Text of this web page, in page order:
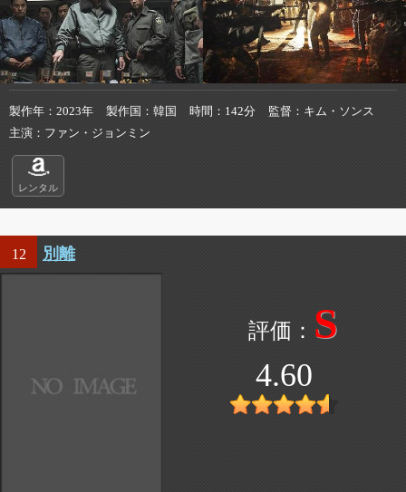
製作年 2023年 製作国 韓国 時間 142分 監督
キム・ソンス
主演
ファン・ジョンミン
レンタル
12 別離
S
4.60